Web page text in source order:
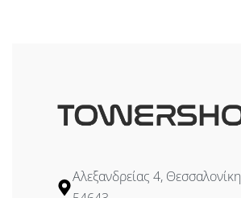
Αλεξανδρείας 4, Θεσσαλονίκη